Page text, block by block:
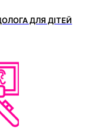
ДЛЯ ДІТЕЙ